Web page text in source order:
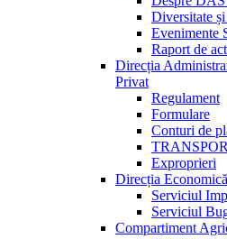
Diversitate
Evenimente
Raport de
Direcția
Privat
Regulament
Formulare
Conturi de
Exproprieri
Direcția Economică
Serviciul
Serviciul
Compartiment